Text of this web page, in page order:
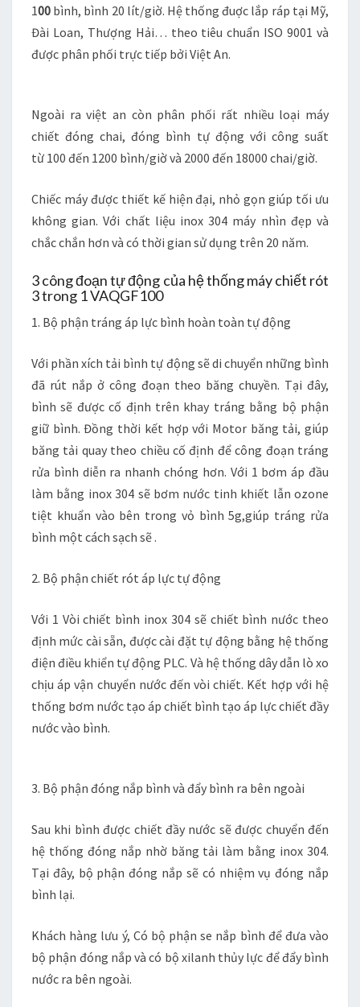
I
Ế
S
100 bình, bình 20 lít/giờ. Hệ thống đuợc lắp ráp tại Mỹ,
Đài Loan, Thượng Hải… theo tiêu chuẩn ISO 9001 và
được phân phối trực tiếp bởi Việt An.
Ngoài ra việt an còn phân phối rất nhiều loại máy
chiết đóng chai, đóng bình tự động với công suất
từ 100 đến 1200 bình/giờ và 2000 đến 18000 chai/giờ.
Chiếc máy được thiết kế hiện đại, nhỏ gọn giúp tối ưu
không gian. Với chất liệu inox 304 máy nhìn đẹp và
chắc chắn hơn và có thời gian sử dụng trên 20 năm.
3 công đoạn tự động của hệ thống máy chiết rót
3 trong 1 VAQGF100
1. Bộ phận tráng áp lực bình hoàn toàn tự động
Với phần xích tải bình tự động sẽ di chuyển những bình
đã rút nắp ở công đoạn theo băng chuyền. Tại đây,
bình sẽ được cố định trên khay tráng bằng bộ phận
giữ bình. Đồng thời kết hợp với Motor băng tải, giúp
băng tải quay theo chiều cố định để công đoạn tráng
rửa bình diễn ra nhanh chóng hơn. Với 1 bơm áp đầu
làm bằng inox 304 sẽ bơm nước tinh khiết lẫn ozone
tiệt khuẩn vào bên trong vỏ bình 5g,giúp tráng rửa
bình một cách sạch sẽ .
2. Bộ phận chiết rót áp lực tự động
Với 1 Vòi chiết bình inox 304 sẽ chiết bình nước theo
định mức cài sẵn, được cài đặt tự động bằng hệ thống
điện điều khiển tự động PLC. Và hệ thống dây dẫn lò xo
chịu áp vận chuyển nước đến vòi chiết. Kết hợp với hệ
thống bơm nước tạo áp chiết bình tạo áp lực chiết đầy
nước vào bình.
3. Bộ phận đóng nắp bình và đẩy bình ra bên ngoài
Sau khi bình được chiết đầy nước sẽ được chuyển đến
hệ thống đóng nắp nhờ băng tải làm bằng inox 304.
Tại đây, bộ phận đóng nắp sẽ có nhiệm vụ đóng nắp
bình lại.
Khách hàng lưu ý, Có bộ phận se nắp bình để đưa vào
bộ phận đóng nắp và có bộ xilanh thủy lực để đẩy bình
nước ra bên ngoài.